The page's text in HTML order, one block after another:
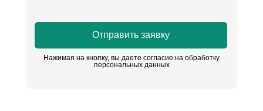
Отправить заявку
Нажимая на кнопку, вы даете согласие на обработку
персональных данных